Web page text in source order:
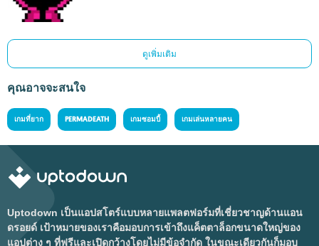
ดูเพิ่มเติม
คุณอาจจะสนใจ
เกมที่ยาก PERMADEATH เกมซอมบี้ เกมเล่นหลายคน
Uptodown เป็นแอปสโตร์แบบหลายแพลตฟอร์มที่เชี่ยวชาญด้านแอน
ดรอยด์ เป้าหมายของเราคือมอบการเข้าถึงแค็ตตาล็อกขนาดใหญ่ของ
แอปต่าง ๆ ที่ฟรีและเปิดกว้างโดยไม่มีข้อจำกัด ในขณะเดียวกันก็มอบ